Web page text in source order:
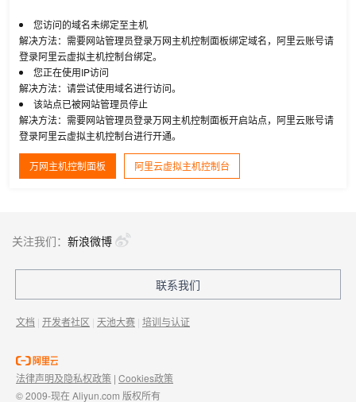
您访问的域名未绑定至主机
解决方法：需要网站管理员登录万网主机控制面板绑定域名，阿里云账号请
登录阿里云虚拟主机控制台绑定。
您正在使用IP访问
解决方法：请尝试使用域名进行访问。
该站点已被网站管理员停止
解决方法：需要网站管理员登录万网主机控制面板开启站点，阿里云账号请
登录阿里云虚拟主机控制台进行开通。
万网主机控制面板 阿里云虚拟主机控制台